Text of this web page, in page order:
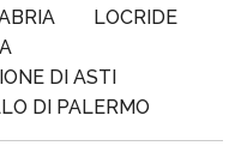
LOCRIDE
DI ASTI
DI PALERMO